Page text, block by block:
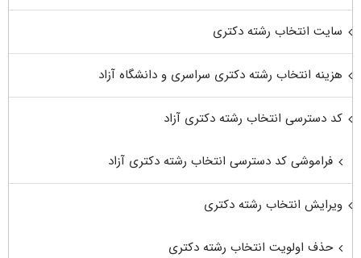
سایت انتخاب رشته دکتری
هزینه انتخاب رشته دکتری سراسری و دانشگاه آزاد
کد دسترسی انتخاب رشته دکتری آزاد
فراموشی کد دسترسی انتخاب رشته دکتری آزاد
ویرایش انتخاب رشته دکتری
حذف اولویت انتخاب رشته دکتری